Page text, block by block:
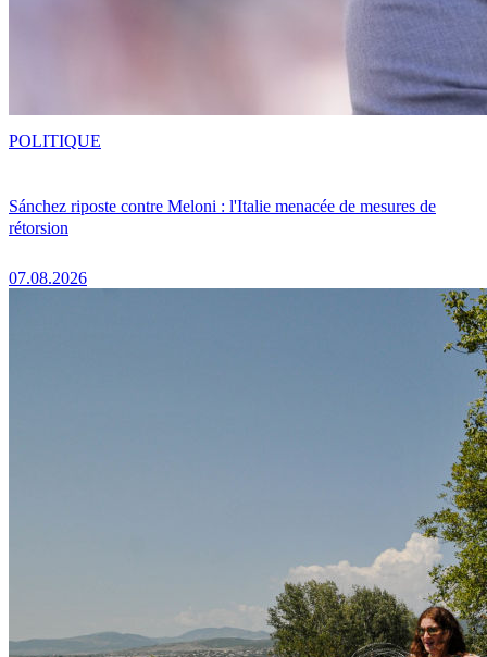
Sánchez riposte contre Meloni : l'Italie menacée de mesures de
rétorsion
07.08.2026
POLITIQUE